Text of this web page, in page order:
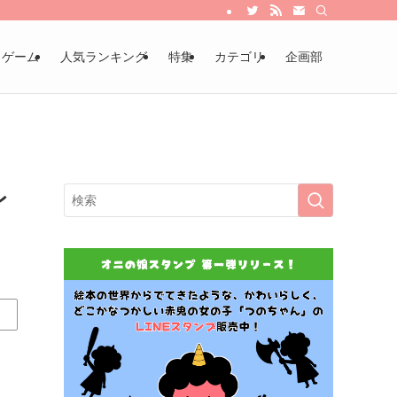
ーム 人気ランキング 特集 カテゴリ 企画部